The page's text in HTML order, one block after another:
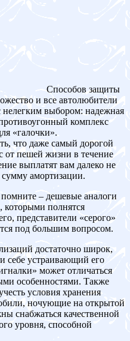
Способов защиты
и все автолюбители
нелегким выбором: надежная
комплекс
«галочки».
что даже самый дорогой
от пешей жизни в течение
выплатят вам далеко не
амортизации.
– дешевые аналоги
которыми полнятся
представители «серого»
под большим вопросом.
достаточно широк,
себе устраивающий его
может отличаться
особенностями. Также
условия хранения
ночующие на открытой
снабжаться качественной
уровня, способной